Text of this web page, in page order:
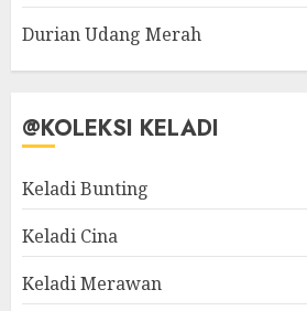
Durian Udang Merah
@KOLEKSI KELADI
Keladi Bunting
Keladi Cina
Keladi Merawan